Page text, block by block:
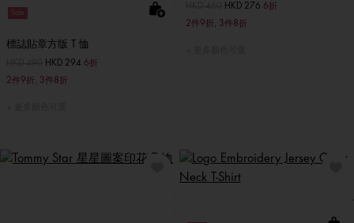
Sale
標誌貼章方版 T 恤
價格扣減從至HKD 294 6折
2件9折, 3件8折
價格扣減從至HKD 276 6折
2件9折, 3件8折